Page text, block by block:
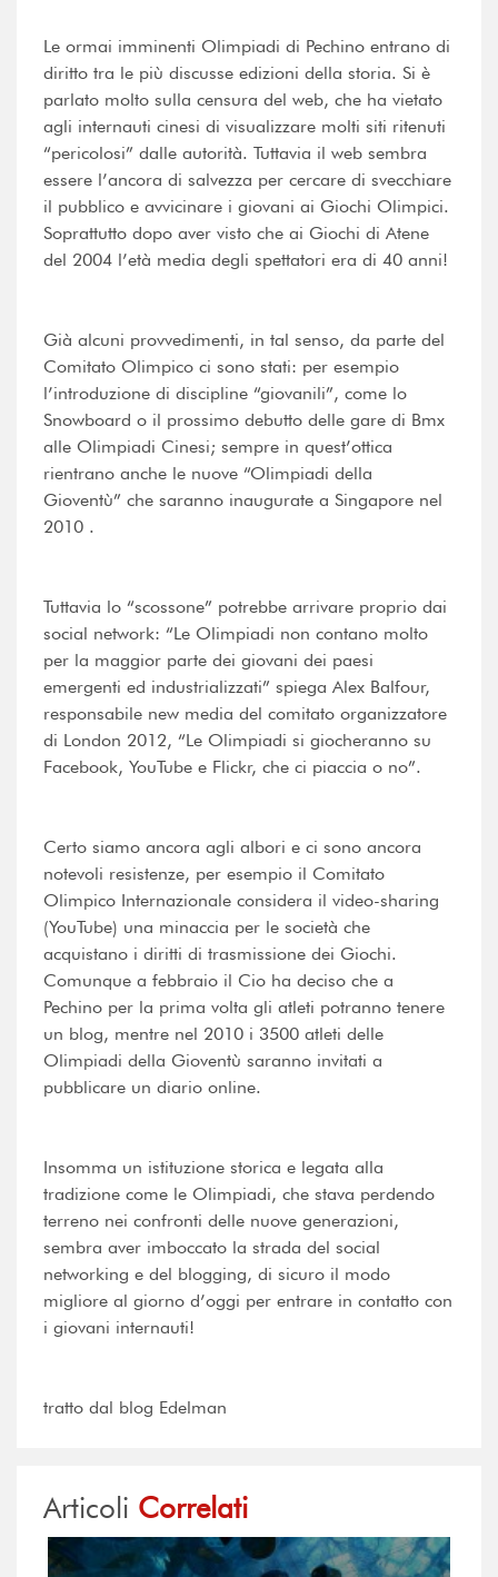
Le ormai imminenti Olimpiadi di Pechino entrano di
diritto tra le più discusse edizioni della storia. Si è
parlato molto sulla censura del web, che ha vietato
agli internauti cinesi di visualizzare molti siti ritenuti
“pericolosi” dalle autorità. Tuttavia il web sembra
essere l’ancora di salvezza per cercare di svecchiare
il pubblico e avvicinare i giovani ai Giochi Olimpici.
Soprattutto dopo aver visto che ai Giochi di Atene
del 2004 l’età media degli spettatori era di 40 anni!
Già alcuni provvedimenti, in tal senso, da parte del
Comitato Olimpico ci sono stati: per esempio
l’introduzione di discipline “giovanili”, come lo
Snowboard o il prossimo debutto delle gare di Bmx
alle Olimpiadi Cinesi; sempre in quest’ottica
rientrano anche le nuove “Olimpiadi della
Gioventù” che saranno inaugurate a Singapore nel
2010 .
Tuttavia lo “scossone” potrebbe arrivare proprio dai
social network: “Le Olimpiadi non contano molto
per la maggior parte dei giovani dei paesi
emergenti ed industrializzati” spiega Alex Balfour,
responsabile new media del comitato organizzatore
di London 2012, “Le Olimpiadi si giocheranno su
Facebook, YouTube e Flickr, che ci piaccia o no”.
Certo siamo ancora agli albori e ci sono ancora
notevoli resistenze, per esempio il Comitato
Olimpico Internazionale considera il video-sharing
(YouTube) una minaccia per le società che
acquistano i diritti di trasmissione dei Giochi.
Comunque a febbraio il Cio ha deciso che a
Pechino per la prima volta gli atleti potranno tenere
un blog, mentre nel 2010 i 3500 atleti delle
Olimpiadi della Gioventù saranno invitati a
pubblicare un diario online.
Insomma un istituzione storica e legata alla
tradizione come le Olimpiadi, che stava perdendo
terreno nei confronti delle nuove generazioni,
sembra aver imboccato la strada del social
networking e del blogging, di sicuro il modo
migliore al giorno d’oggi per entrare in contatto con
i giovani internauti!
tratto dal blog Edelman
Articoli Correlati